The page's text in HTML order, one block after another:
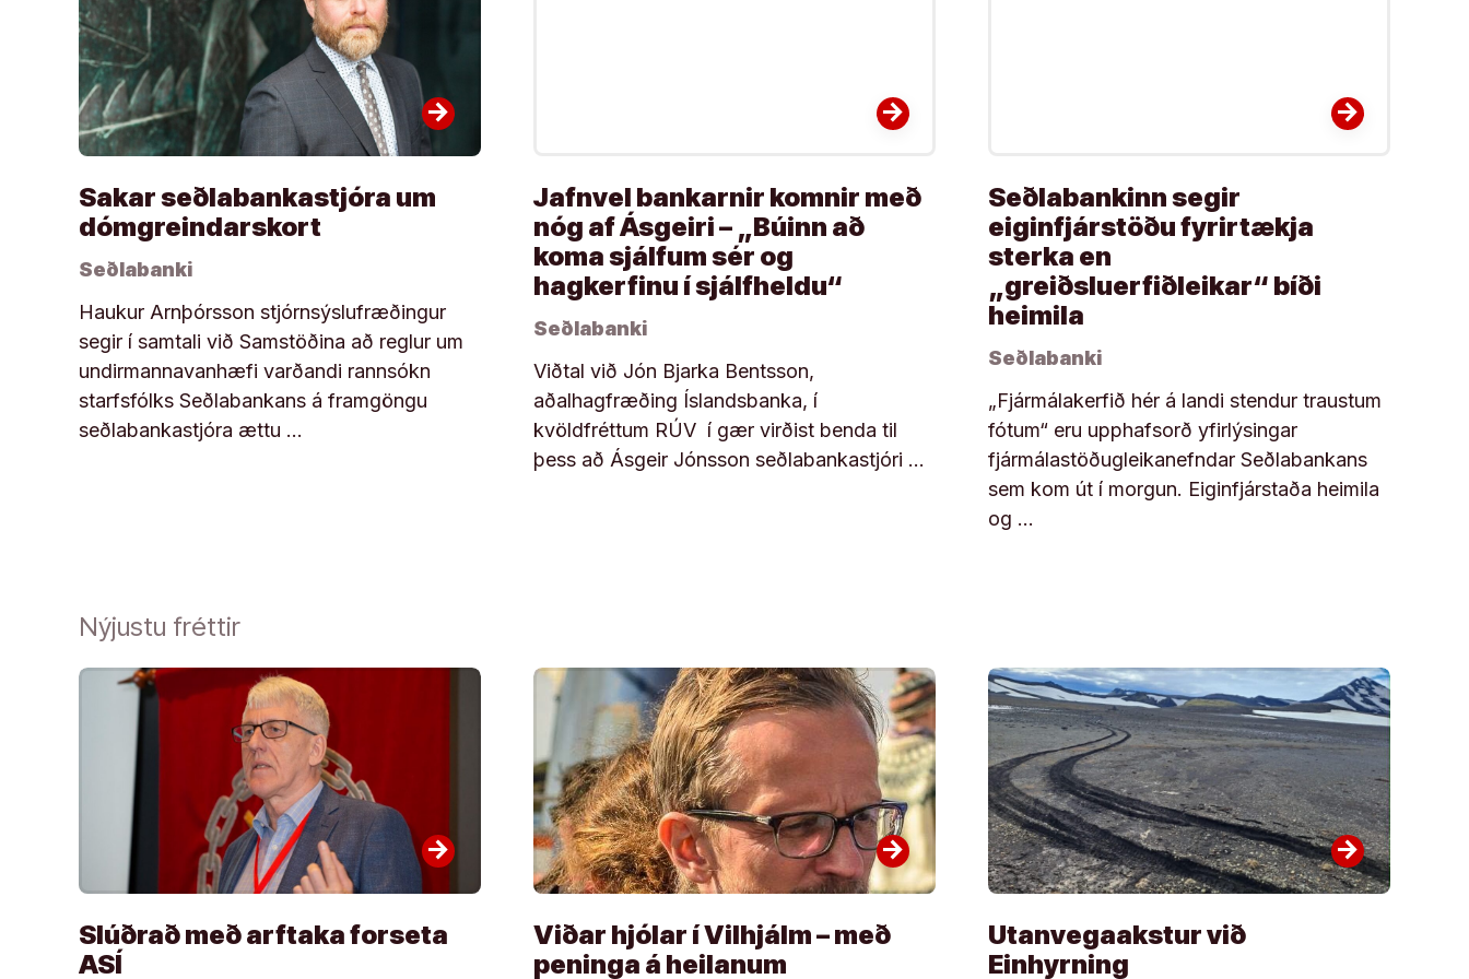
arrow_forward
Sakar seðlabankastjóra um
dómgreindarskort
Seðlabanki
Haukur Arnþórsson stjórnsýslufræðingur
segir í samtali við Samstöðina að reglur um
undirmannavanhæfi varðandi rannsókn
starfsfólks Seðlabankans á framgöngu
seðlabankastjóra ættu …
arrow_forward
Jafnvel bankarnir komnir með
nóg af Ásgeiri – „Búinn að
koma sjálfum sér og
hagkerfinu í sjálfheldu“
Seðlabanki
Viðtal við Jón Bjarka Bentsson,
aðalhagfræðing Íslandsbanka, í
kvöldfréttum RÚV í gær virðist benda til
þess að Ásgeir Jónsson seðlabankastjóri …
arrow_forward
Seðlabankinn segir
eiginfjárstöðu fyrirtækja
sterka en
„greiðsluerfiðleikar“ bíði
heimila
Seðlabanki
„Fjármálakerfið hér á landi stendur traustum
fótum“ eru upphafsorð yfirlýsingar
fjármálastöðugleikanefndar Seðlabankans
sem kom út í morgun. Eiginfjárstaða heimila
og …
Nýjustu fréttir
arrow_forward
Slúðrað með arftaka forseta
ASÍ
arrow_forward
Viðar hjólar í Vilhjálm – með
peninga á heilanum
arrow_forward
Utanvegaakstur við
Einhyrning